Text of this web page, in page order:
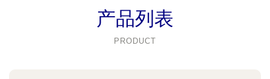
产品列表
PRODUCT